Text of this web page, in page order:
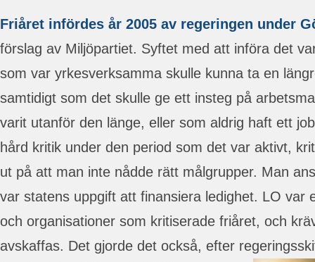
Friåret infördes år 2005 av regeringen under
förslag av Miljöpartiet. Syftet med att införa det
som var yrkesverksamma skulle kunna ta en
samtidigt som det skulle ge ett insteg på
varit utanför den länge, eller som aldrig haft ett
hård kritik under den period som det var aktivt,
ut på att man inte nådde rätt målgrupper. Man
var statens uppgift att finansiera ledighet. LO var
och organisationer som kritiserade friåret, och
avskaffas. Det gjorde det också, efter